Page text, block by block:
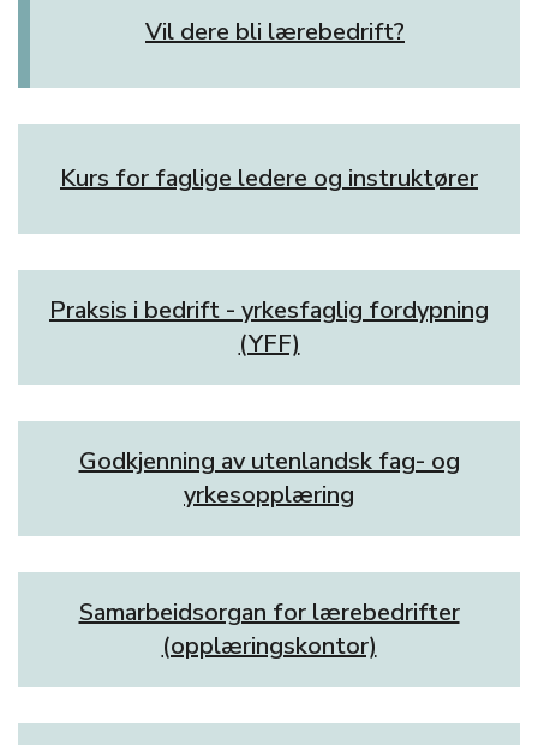
Vil dere bli lærebedrift?
Kurs for faglige ledere og instruktører
Praksis i bedrift - yrkesfaglig fordypning
(YFF)
Godkjenning av utenlandsk fag- og
yrkesopplæring
Samarbeidsorgan for lærebedrifter
(opplæringskontor)